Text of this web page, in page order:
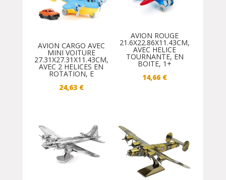
AVION CARGO AVEC
MINI VOITURE
27.31X27.31X11.43CM,
AVEC 2 HELICES EN
ROTATION, E
24,63 €
AVION ROUGE
21.6X22.86X11.43CM,
AVEC HELICE
TOURNANTE, EN
BOITE, 1+
14,66 €